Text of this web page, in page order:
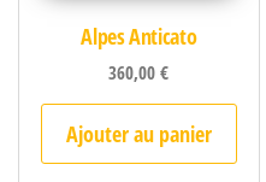
Alpes Anticato
360,00€
Ajouter au panier